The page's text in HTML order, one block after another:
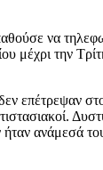
να
μέχρι την
επέτρεψαν
ανάμεσά